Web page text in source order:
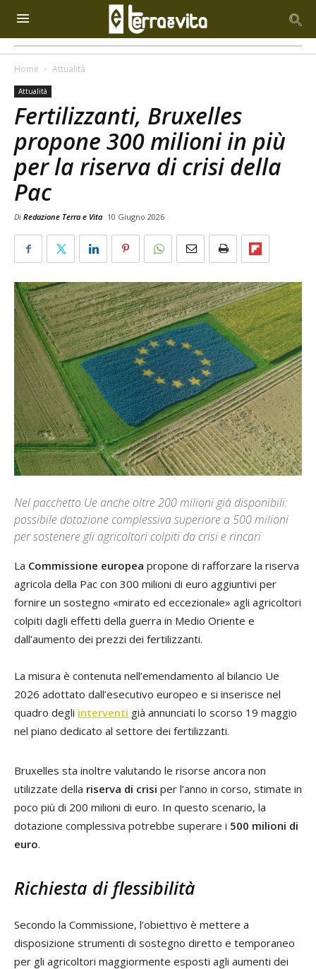
Home Attualità
Attualità
Fertilizzanti, Bruxelles
propone 300 milioni in più
per la riserva di crisi della
Pac
Di Redazione Terra e Vita 10 Giugno 2026
Nel pacchetto Ue anche oltre 200 milioni già disponibili:
possibile dotazione complessiva superiore a 500 milioni
per sostenere gli agricoltori colpiti da crisi e rincari
La Commissione europea propone di rafforzare la riserva
agricola della Pac con 300 milioni di euro aggiuntivi per
fornire un sostegno «mirato ed eccezionale» agli agricoltori
colpiti dagli effetti della guerra in Medio Oriente e
dall’aumento dei prezzi dei fertilizzanti.
La misura è contenuta nell’emendamento al bilancio Ue
2026 adottato dall’esecutivo europeo e si inserisce nel
quadro degli interventi già annunciati lo scorso 19 maggio
nel piano dedicato al settore dei fertilizzanti.
Bruxelles sta inoltre valutando le risorse ancora non
utilizzate della riserva di crisi per l’anno in corso, stimate in
poco più di 200 milioni di euro. In questo scenario, la
dotazione complessiva potrebbe superare i 500 milioni di
euro.
Richiesta di flessibilità
Secondo la Commissione, l’obiettivo è mettere a
disposizione strumenti di sostegno diretto e temporaneo
per gli agricoltori maggiormente esposti agli aumenti dei